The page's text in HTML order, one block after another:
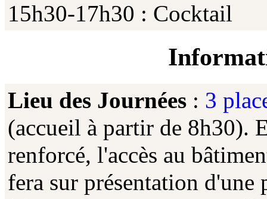
15h30-17h30 : Cocktail
Lieu des Journées : 3
(accueil à partir de 8h30).
renforcé, l'accès au
fera sur présentation